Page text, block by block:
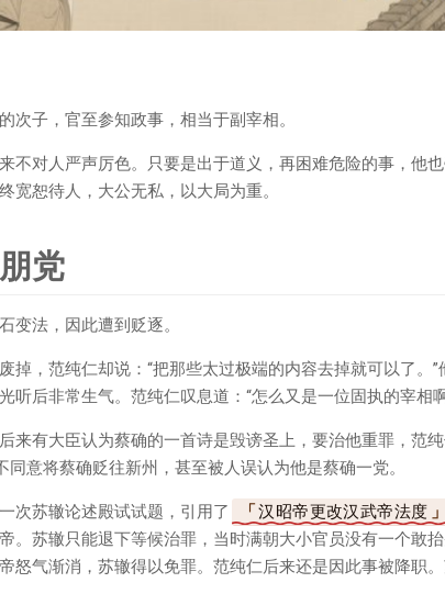
次子，官至参知政事，相当于副宰相。
不对人严声厉色。只要是出于道义，再困难危险的事，他
宽恕待人，大公无私，以大局为重。
党
变法，因此遭到贬逐。
掉，范纯仁却说：“把那些太过极端的内容去掉就可以了。
听后非常生气。范纯仁叹息道：“怎么又是一位固执的宰相
来有大臣认为蔡确的一首诗是毁谤圣上，要治他重罪，范
同意将蔡确贬往新州，甚至被人误认为他是蔡确一党。
次苏辙论述殿试试题，引用了 汉昭帝更改汉武帝法度
。苏辙只能退下等候治罪，当时满朝大小官员没有一个敢
怒气渐消，苏辙得以免罪。范纯仁后来还是因此事被降职